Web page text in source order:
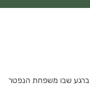
ברגע שבו משפחת הנפטר